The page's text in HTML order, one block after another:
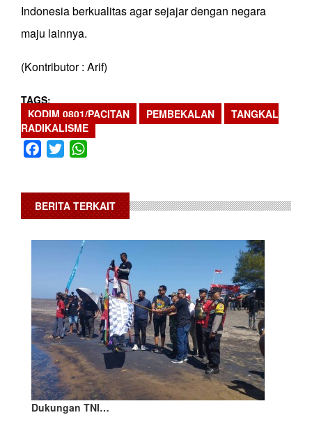
Indonesia berkualitas agar sejajar dengan negara
maju lainnya.
(Kontributor : Arif)
TAGS
KODIM 0801/PACITAN
PEMBEKALAN
TANGKAL
RADIKALISME
Facebook
Twitter
BERITA TERKAIT
Dukungan TNI…